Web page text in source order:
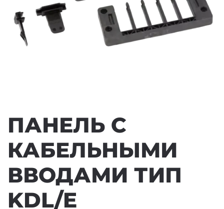
ПАНЕЛЬ С
КАБЕЛЬНЫМИ
ВВОДАМИ ТИП
KDL/E